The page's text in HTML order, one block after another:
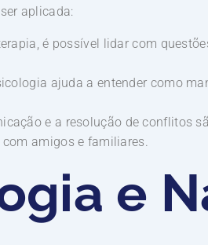
aplicada:
é possível lidar com
ajuda a entender como
e a resolução de conflitos
amigos e familiares.
e